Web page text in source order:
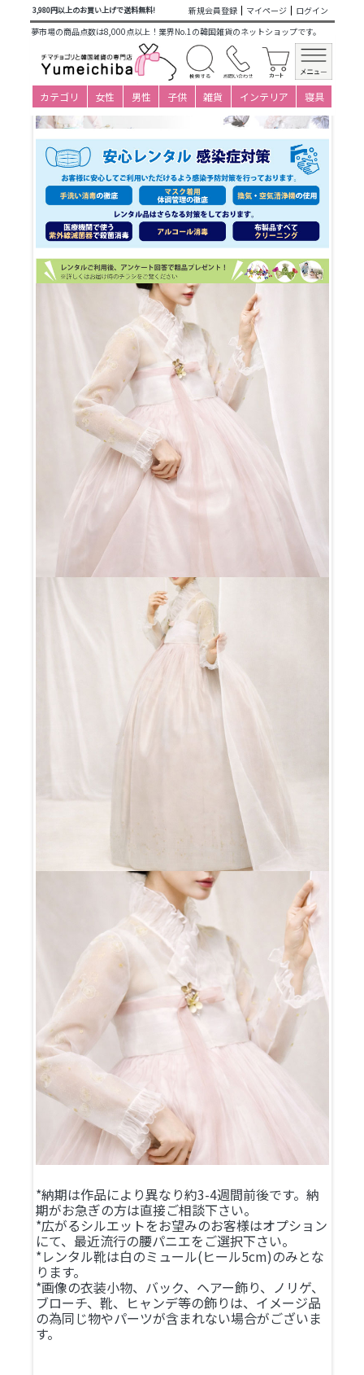
3,980円以上のお買い上げで送料無料! 新規会員登録 マイページ
ログイン
夢市場の商品点数は8,000点以上！業界No.1の韓国雑貨のネットショップです。
カテゴリ 女性 男性 子供 雑貨 インテリア 寝具
商品カテゴリ一覧>仕立て済み衣装(大人用レンタル)> 26ns-
530_チマチョゴリオーダーレンタル
*納期は作品により異なり約3-4週間前後です。納
期がお急ぎの方は直接ご相談下さい。
*広がるシルエットをお望みのお客様はオプション
にて、最近流行の腰パニエをご選択下さい。
*レンタル靴は白のミュール(ヒール5cm)のみとな
ります。
*画像の衣装小物、バック、ヘアー飾り、ノリゲ、
ブローチ、靴、ヒャンデ等の飾りは、イメージ品
の為同じ物やパーツが含まれない場合がございま
す。